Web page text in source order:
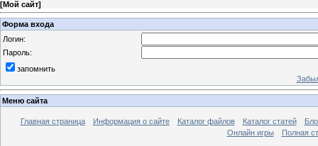
[Мой сайт]
Форма входа
Логин:
Пароль:
запомнить
Меню сайта
Главная страница Информация о сайте Каталог файлов Каталог статей
Онлайн игры
Полная